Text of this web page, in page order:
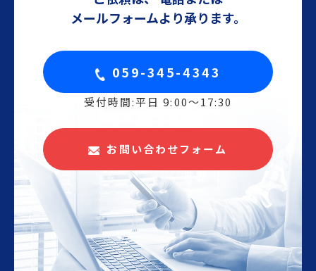
メールフォームより承ります。
059-345-4343
受付時間:平日 9:00〜17:30
お問い合わせフォーム